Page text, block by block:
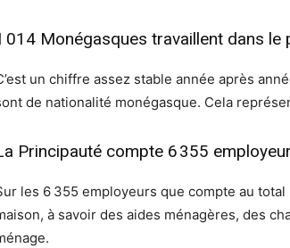
014 Monégasques travaillent dans le
un chiffre assez stable année après
de nationalité monégasque. Cela
Principauté compte 6 355
les 6 355 employeurs que compte au
à savoir des aides ménagères, des